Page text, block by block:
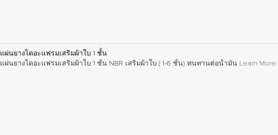
แผ่นยางไดอะแฟรมเสริมผ้าใบ 1 ชั้น
แผ่นยางไดอะแฟรมเสริมผ้าใบ 1 ชั้น NBR เสริมผ้าใบ ( 1-6 ชั้น) ทนทานต่อน้ำมัน Learn More